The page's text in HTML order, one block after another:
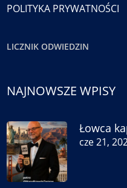
POLITYKA PRYWATNOŚCI
LICZNIK ODWIEDZIN
NAJNOWSZE WPISY
Łowca
cze 21,